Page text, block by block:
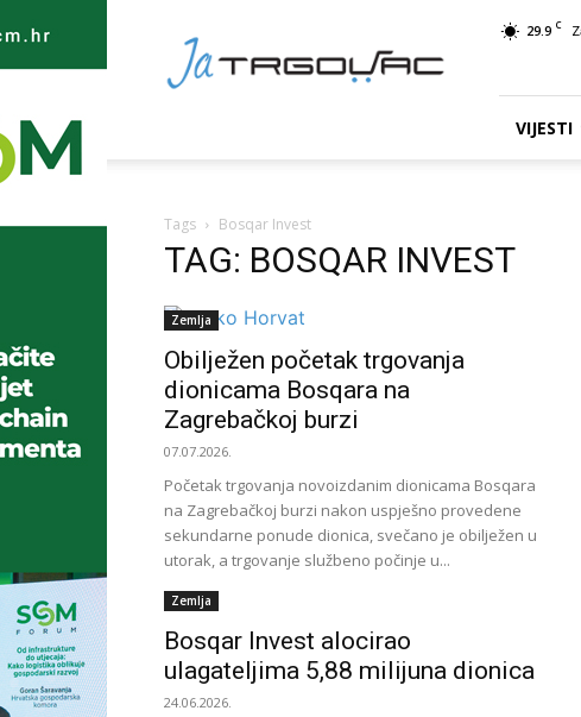
TRGOVAC
29.9 C
VIJESTI
Tags Bosqar Invest
TAG: BOSQAR INVEST
Zemlja
Obilježen početak trgovanja
dionicama Bosqara na
Zagrebačkoj burzi
07.07.2026.
Početak trgovanja novoizdanim dionicama Bosqara
na Zagrebačkoj burzi nakon uspješno provedene
sekundarne ponude dionica, svečano je obilježen u
utorak, a trgovanje službeno počinje u...
Zemlja
Bosqar Invest alocirao
ulagateljima 5,88 milijuna dionica
24.06.2026.